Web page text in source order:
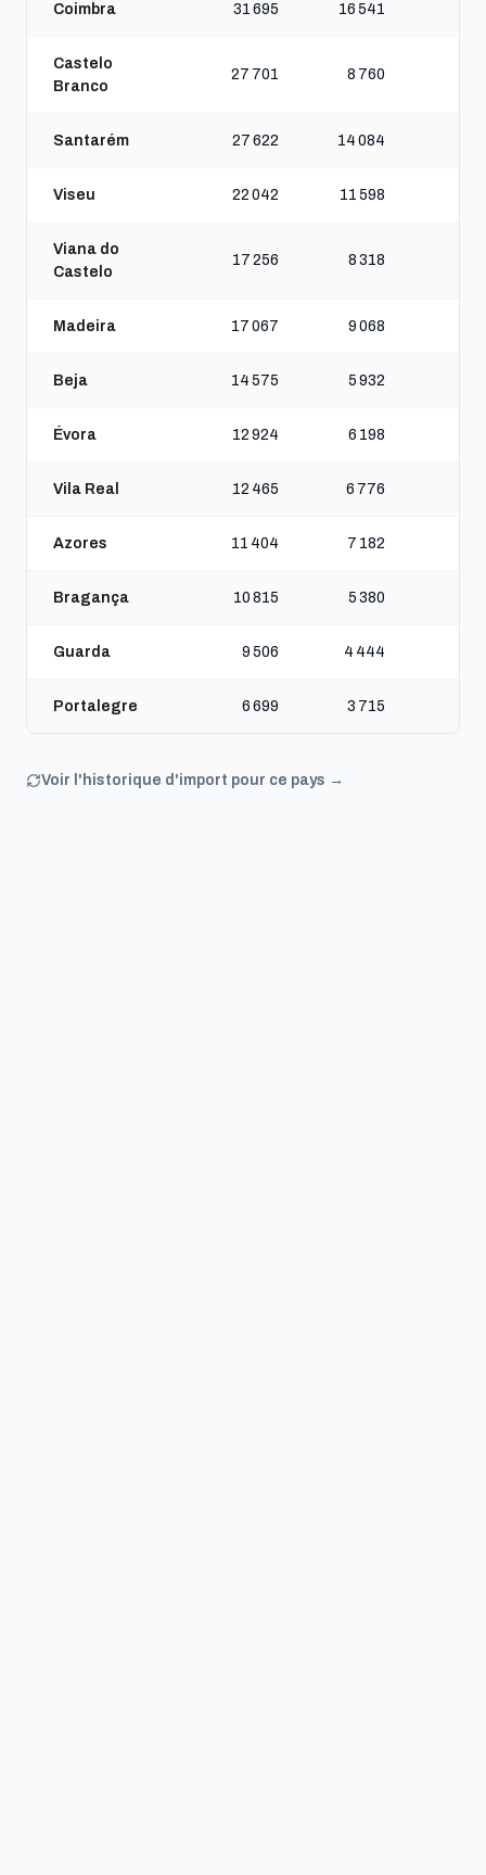
Coimbra 31 695 16 541
Castelo
Branco
27 701 8 760
Santarém 27 622 14 084
Viseu 22 042 11 598
Viana do
Castelo
17 256 8 318
Madeira 17 067 9 068
Beja 14 575 5 932
Évora 12 924 6 198
Vila Real 12 465 6 776
Azores 11 404 7 182
Bragança 10 815 5 380
Guarda 9 506 4 444
Portalegre 6 699 3 715
Voir l'historique d'import pour ce pays →